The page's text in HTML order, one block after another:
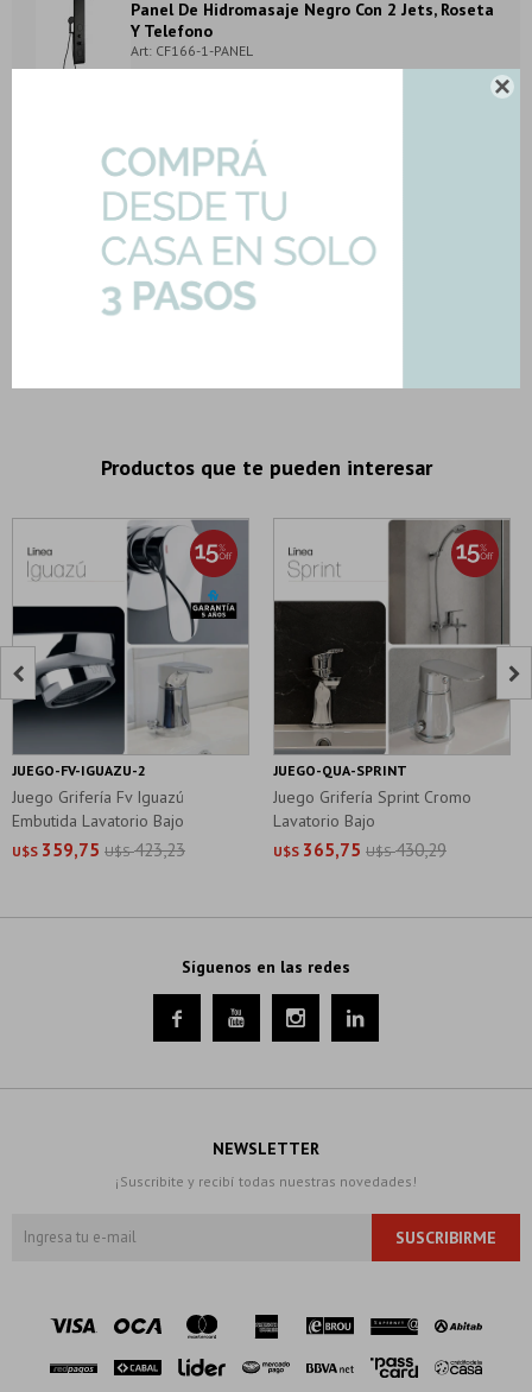

Panel De Hidromasaje Negro Con 2 Jets, Roseta
Y Telefono
Art: CF166-1-PANEL
Art: 2001H-BK-LAV-ALTO
METODOS Y COSTOS DE ENVIO
DESCARGAR FICHA TÉCNICA
Productos que te pueden interesar
Juego Grifería Fv Iguazú
Embutida Lavatorio Bajo
U$S 359,75 U$S 423,23
JUEGO-FV-IGUAZU-2
Juego Grifería Sprint Cromo
Lavatorio Bajo
U$S 365,75 U$S 430,29
JUEGO-QUA-SPRINT
 
Síguenos en las redes
   
NEWSLETTER
¡Suscribite y recibí todas nuestras novedades!
SUSCRIBIRME